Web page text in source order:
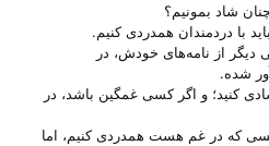
شاد بمونیم؟
با دردمندان همدردی کنیم.
از نامه‌های خودش، در
کنید؛ و اگر کسی غمگین باشد، در
کسی که در غم هست همدردی کنیم، اما